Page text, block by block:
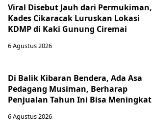
Viral Disebut Jauh dari Permukiman,
Kades Cikaracak Luruskan Lokasi
KDMP di Kaki Gunung Ciremai
6 Agustus 2026
Di Balik Kibaran Bendera, Ada Asa
Pedagang Musiman, Berharap
Penjualan Tahun Ini Bisa Meningkat
6 Agustus 2026